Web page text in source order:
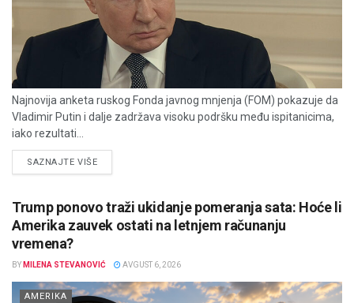
Najnovija anketa ruskog Fonda javnog mnjenja (FOM) pokazuje da
Vladimir Putin i dalje zadržava visoku podršku među ispitanicima,
iako rezultati...
SAZNAJTE VIŠEDETAILS
Trump ponovo traži ukidanje pomeranja sata: Hoće li
Amerika zauvek ostati na letnjem računanju
vremena?
BY MILENA STEVANOVIĆ AVGUST 6, 2026
AMERIKA